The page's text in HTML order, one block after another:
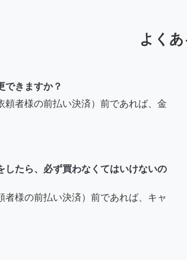
よく
できますか？
頼者様の前払い決済）前であれば、金
したら、必ず買わなくてはいけないの
者様の前払い決済）前であれば、キャ